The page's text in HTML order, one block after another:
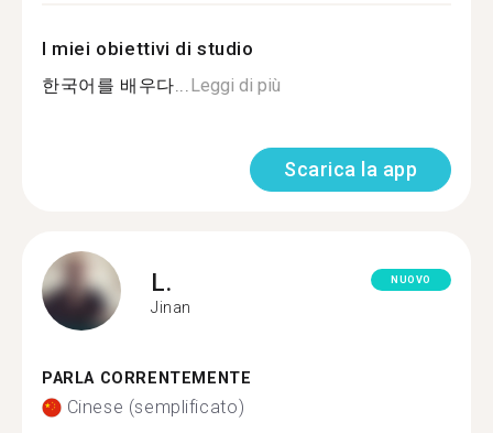
I miei obiettivi di studio
한국어를 배우다... Leggi di più
Scarica la app
L.
Jinan
NUOVO
PARLA CORRENTEMENTE
Cinese (semplificato)